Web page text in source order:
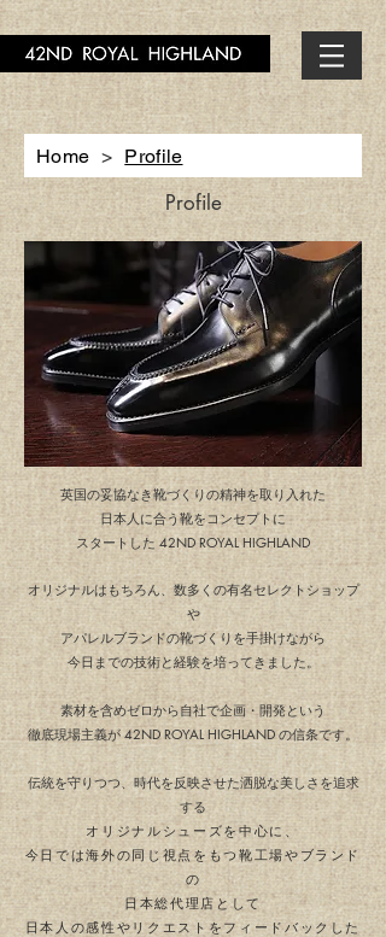
Home > Profile
Profile
英国の妥協なき靴づくりの精神を取り入れた
日本人に合う靴をコンセプトに
スタートした 42ND ROYAL HIGHLAND
オリジナルはもちろん、数多くの有名セレクトショップ
や
アパレルブランドの靴づくりを手掛けながら
今日までの技術と経験を培ってきました。
素材を含めゼロから自社で企画・開発という
徹底現場主義が 42ND ROYAL HIGHLAND の信条です。
伝統を守りつつ、時代を反映させた洒脱な美しさを追求
する
オリジナルシューズを中心に、
今日では海外の同じ視点をもつ靴工場やブランド
の
日本総代理店として
日本人の感性やリクエストをフィードバックした